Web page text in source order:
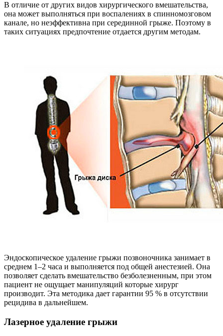
В отличие от других видов хирургического вмешательства,
она может выполняться при воспалениях в спинномозговом
канале, но неэффективна при серединной грыже. Поэтому в
таких ситуациях предпочтение отдается другим методам.
Эндоскопическое удаление грыжи позвоночника занимает в
среднем 1–2 часа и выполняется под общей анестезией. Она
позволяет сделать вмешательство безболезненным, при этом
пациент не ощущает манипуляций которые хирург
производит. Эта методика дает гарантии 95 % в отсутствии
рецидива в дальнейшем.
Лазерное удаление грыжи